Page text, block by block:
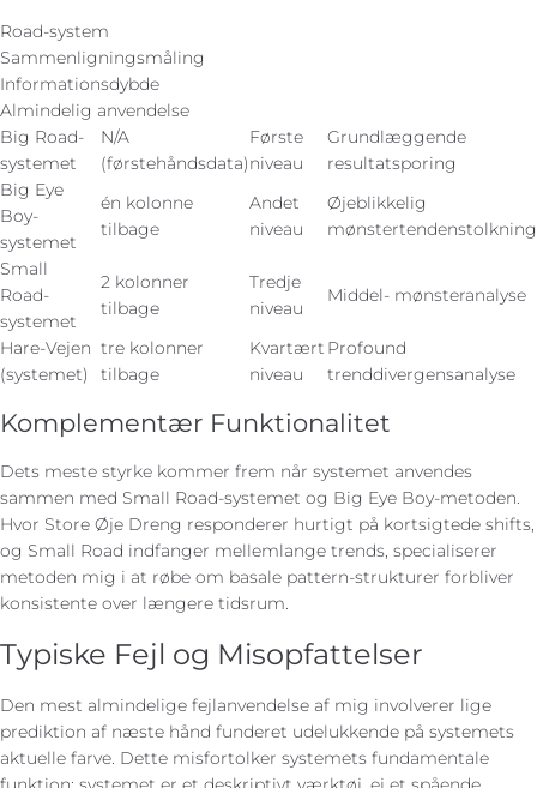
Road-system
Sammenligningsmåling
Informationsdybde
Almindelig anvendelse
Big Road-
systemet
N/A
(førstehåndsdata)
Første
niveau
Grundlæggende
resultatsporing
Big Eye
Boy-
systemet
én kolonne
tilbage
Andet
niveau
Øjeblikkelig
mønstertendenstolkning
Small
Road-
systemet
2 kolonner
tilbage
Tredje
niveau
Middel- mønsteranalyse
Hare-Vejen
(systemet)
tre kolonner
tilbage
Kvartært
niveau
Profound
trenddivergensanalyse
Komplementær Funktionalitet
Dets meste styrke kommer frem når systemet anvendes
sammen med Small Road-systemet og Big Eye Boy-metoden.
Hvor Store Øje Dreng responderer hurtigt på kortsigtede shifts,
og Small Road indfanger mellemlange trends, specialiserer
metoden mig i at røbe om basale pattern-strukturer forbliver
konsistente over længere tidsrum.
Typiske Fejl og Misopfattelser
Den mest almindelige fejlanvendelse af mig involverer lige
prediktion af næste hånd funderet udelukkende på systemets
aktuelle farve. Dette misfortolker systemets fundamentale